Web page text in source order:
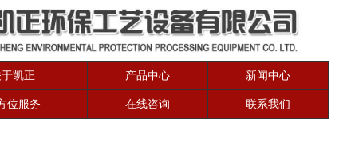
凯正 产品中心 新闻中心
位服务 在线咨询 联系我们